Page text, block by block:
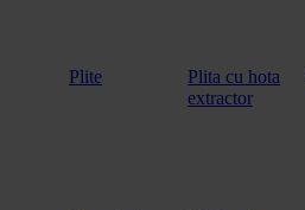
Plite
Plita cu hota
extractor